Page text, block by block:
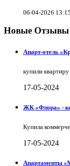
06-04-2026 13:15
Новые Отзывы
Апарт-отель
купили
17-05-2024
ЖК «Флора» -
Купила
17-05-2024
Апартаменты